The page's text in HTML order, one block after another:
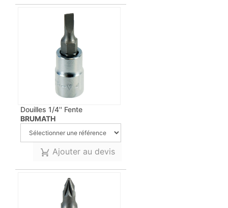
Douilles 1/4'' Fente
BRUMATH
Ajouter au devis